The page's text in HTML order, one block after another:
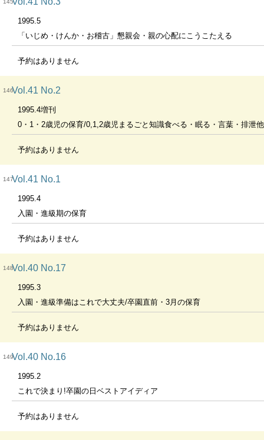
145
1995.5
「いじめ・けんか・お稽古」懇親会・親の心配にこうこたえる
予約はありません
146Vol.41 No.2
1995.4増刊
0・1・2歳児の保育/0,1,2歳児まるごと知識食べる・眠る・言葉・排泄他
予約はありません
147Vol.41 No.1
1995.4
入園・進級期の保育
予約はありません
148Vol.40 No.17
1995.3
入園・進級準備はこれで大丈夫/卒園直前・3月の保育
予約はありません
149Vol.40 No.16
1995.2
これで決まり!卒園の日ベストアイディア
予約はありません